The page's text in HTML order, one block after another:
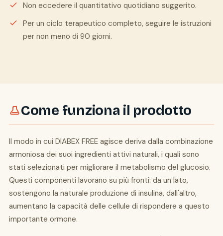
Non eccedere il quantitativo quotidiano suggerito.
Per un ciclo terapeutico completo, seguire le istruzioni
per non meno di 90 giorni.
Come funziona il prodotto
Il modo in cui DIABEX FREE agisce deriva dalla combinazione
armoniosa dei suoi ingredienti attivi naturali, i quali sono
stati selezionati per migliorare il metabolismo del glucosio.
Questi componenti lavorano su più fronti: da un lato,
sostengono la naturale produzione di insulina, dall'altro,
aumentano la capacità delle cellule di rispondere a questo
importante ormone.